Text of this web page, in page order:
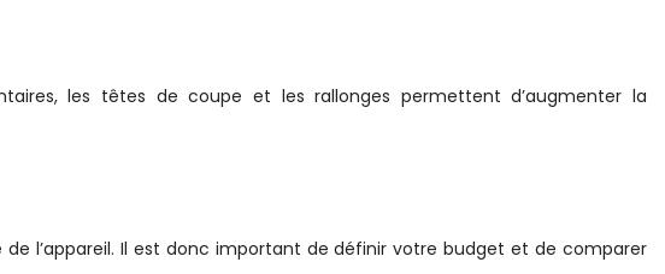
les têtes de coupe et les rallonges permettent d’augmenter la
l’appareil. Il est donc important de définir votre budget et de comparer